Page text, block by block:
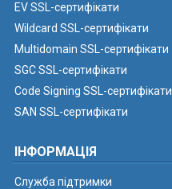
EV SSL-сертифікати
Wildcard SSL-сертифікати
Multidomain SSL-сертифікати
SGC SSL-сертифікати
Code Signing SSL-сертифікати
SAN SSL-сертифікати
ІНФОРМАЦІЯ
Служба підтримки